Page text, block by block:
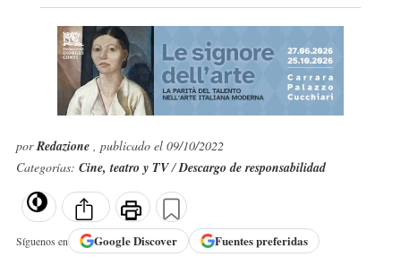
porRedazione , publicado el 09/10/2022
Categorías: Cine, teatro y TV/Descargo de responsabilidad
Síguenos en GoogleDiscover Fuentes preferidas